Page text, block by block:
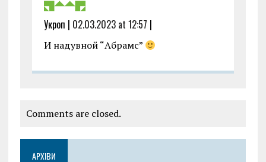
Укроп | 02.03.2023 at 12:57 |
И надувной “Абрамс”
Comments are closed.
АРХІВИ